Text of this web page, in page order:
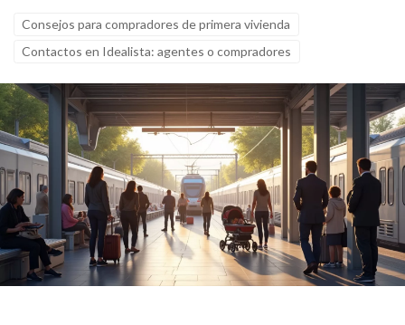
Consejos para compradores de primera vivienda
Contactos en Idealista: agentes o compradores